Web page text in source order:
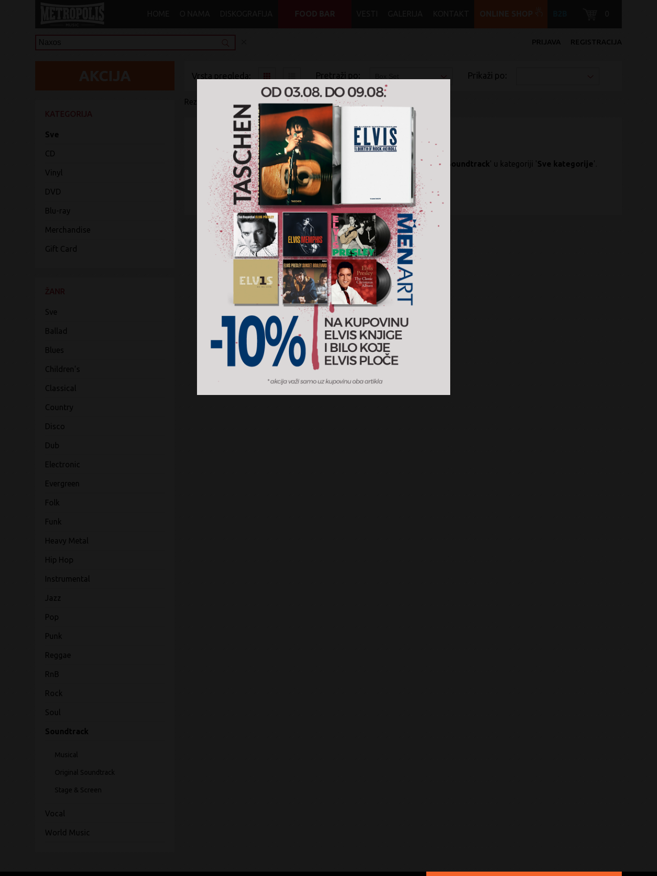
REGISTRACIJA
PRIJAVA
Sve
CD
Vinyl
DVD
Blu-ray
Merchandise
Gift Card
Sve
Ballad
Blues
Children's
Classical
Country
Disco
Dub
Electronic
Evergreen
Folk
Funk
Heavy Metal
Hip Hop
Instrumental
Jazz
Pop
Punk
Reggae
RnB
Rock
Soul
Soundtrack
Musical
Original Soundtrack
Stage & Screen
Vocal
World Music
Vrsta pregleda: Pretraži po: Prikaži po:
Rezultati pretrage: Soundtrack x Box Set
Nije pronađen nijedanBox Setartikal za pretragu ' Naxos' u žanru ' Soundtrack' u kategoriji 'Sve kategorije'.